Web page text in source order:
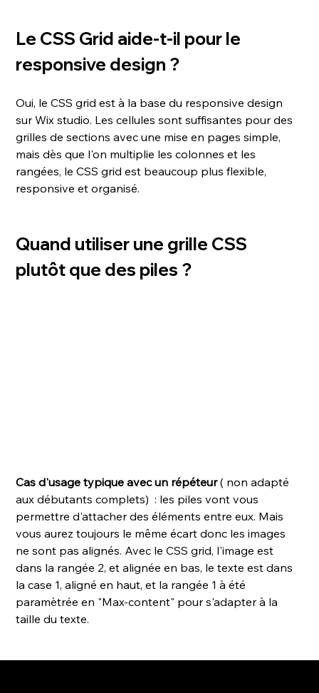
Le CSS Grid aide-t-il pour le
responsive design ?
Oui, le CSS grid est à la base du responsive design
sur Wix studio. Les cellules sont suffisantes pour des
grilles de sections avec une mise en pages simple,
mais dès que l'on multiplie les colonnes et les
rangées, le CSS grid est beaucoup plus flexible,
responsive et organisé.
Quand utiliser une grille CSS
plutôt que des piles ?
Cas d'usage typique avec un répéteur ( non adapté
aux débutants complets)  : les piles vont vous
permettre d'attacher des éléments entre eux. Mais
vous aurez toujours le même écart donc les images
ne sont pas alignés. Avec le CSS grid, l'image est
dans la rangée 2, et alignée en bas, le texte est dans
la case 1, aligné en haut, et la rangée 1 à été
paramètrée en "Max-content" pour s'adapter à la
taille du texte.